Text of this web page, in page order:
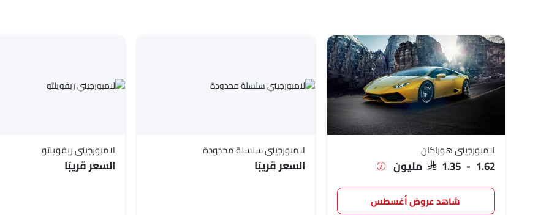
لامبورجيني أوروس
SAR 1.9 - 1.9 مليون
لامبورجيني هوراكان
SAR 1.35 - 1.62 مليون
شاهد عروض أغسطس
لامبورجيني سلسلة محدودة
السعر قريبًا
لامبورجيني ريفويلتو
السعر قريبًا